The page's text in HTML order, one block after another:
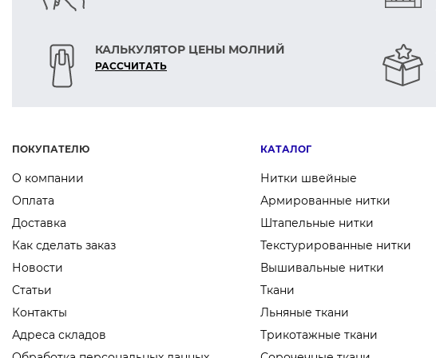
КАЛЬКУЛЯТОР ЦЕНЫ МОЛНИЙ
РАСCЧИТАТЬ
ПОКУПАТЕЛЮ
О компании
Оплата
Доставка
Как сделать заказ
Новости
Статьи
Контакты
Адреса складов
КАТАЛОГ
Нитки швейные
Армированные нитки
Штапельные нитки
Текстурированные нитки
Вышивальные нитки
Ткани
Льняные ткани
Трикотажные ткани